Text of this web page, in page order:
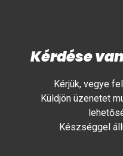
Kérdése
Kérjük, vegye
Küldjön üzenetet
Készséggel